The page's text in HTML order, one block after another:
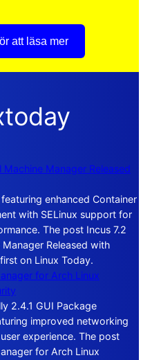
att läsa mer
Manager Released
enhanced Container
with SELinux support for
The post Incus 7.2
Released with
on Linux Today.
for Arch Linux
2.4.1 GUI Package
improved networking
experience. The post
for Arch Linux